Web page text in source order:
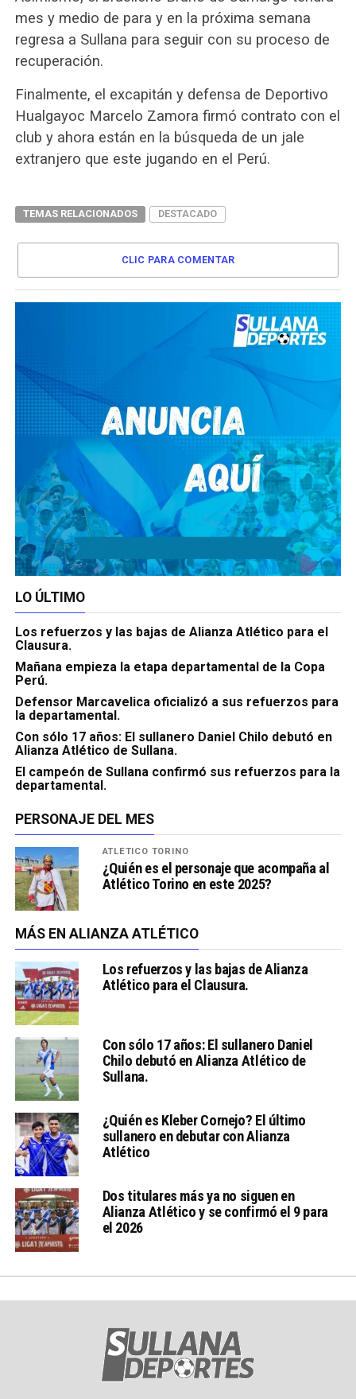
mes y medio de para y en la próxima semana
regresa a Sullana para seguir con su proceso de
recuperación.
Finalmente, el excapitán y defensa de Deportivo
Hualgayoc Marcelo Zamora firmó contrato con el
club y ahora están en la búsqueda de un jale
extranjero que este jugando en el Perú.
TEMAS RELACIONADOS DESTACADO
CLIC PARA COMENTAR
LO ÚLTIMO
Los refuerzos y las bajas de Alianza Atlético para el
Clausura.
Mañana empieza la etapa departamental de la Copa
Perú.
Defensor Marcavelica oficializó a sus refuerzos para
la departamental.
Con sólo 17 años: El sullanero Daniel Chilo debutó en
Alianza Atlético de Sullana.
El campeón de Sullana confirmó sus refuerzos para la
departamental.
PERSONAJE DEL MES
ATLÉTICO TORINO
¿Quién es el personaje que acompaña al
Atlético Torino en este 2025?
MÁS EN ALIANZA ATLÉTICO
Los refuerzos y las bajas de Alianza
Atlético para el Clausura.
Con sólo 17 años: El sullanero Daniel
Chilo debutó en Alianza Atlético de
Sullana.
¿Quién es Kleber Cornejo? El último
sullanero en debutar con Alianza
Atlético
Dos titulares más ya no siguen en
Alianza Atlético y se confirmó el 9 para
el 2026